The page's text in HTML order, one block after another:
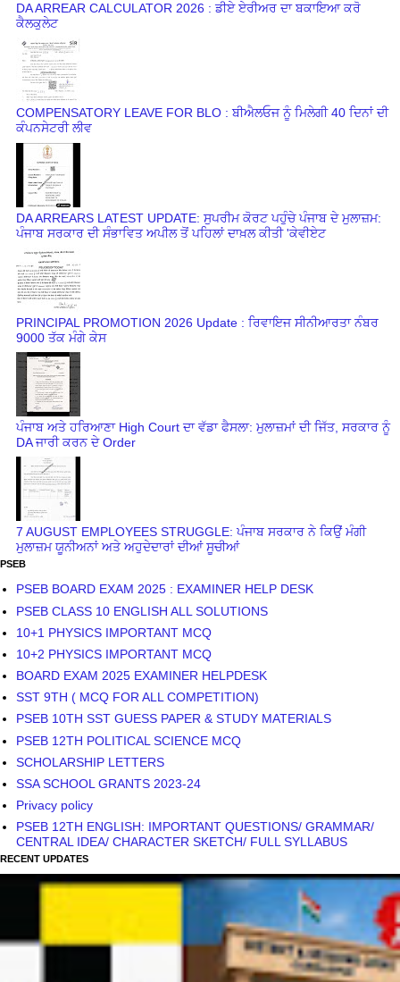
DA ARREAR CALCULATOR 2026 : ਡੀਏ ਏਰੀਅਰ ਦਾ ਬਕਾਇਆ ਕਰੋ
ਕੈਲਕੁਲੇਟ
COMPENSATORY LEAVE FOR BLO : ਬੀਐਲਓਜ ਨੂੰ ਮਿਲੇਗੀ 40 ਦਿਨਾਂ ਦੀ
ਕੰਪਨਸੇਟਰੀ ਲੀਵ
DA ARREARS LATEST UPDATE: ਸੁਪਰੀਮ ਕੋਰਟ ਪਹੁੰਚੇ ਪੰਜਾਬ ਦੇ ਮੁਲਾਜ਼ਮ:
ਪੰਜਾਬ ਸਰਕਾਰ ਦੀ ਸੰਭਾਵਿਤ ਅਪੀਲ ਤੋਂ ਪਹਿਲਾਂ ਦਾਖ਼ਲ ਕੀਤੀ 'ਕੇਵੀਏਟ
PRINCIPAL PROMOTION 2026 Update : ਰਿਵਾਇਜ ਸੀਨੀਆਰਤਾ ਨੰਬਰ
9000 ਤੱਕ ਮੰਗੇ ਕੇਸ
ਪੰਜਾਬ ਅਤੇ ਹਰਿਆਣਾ High Court ਦਾ ਵੱਡਾ ਫੈਸਲਾ: ਮੁਲਾਜ਼ਮਾਂ ਦੀ ਜਿੱਤ, ਸਰਕਾਰ ਨੂੰ
DA ਜਾਰੀ ਕਰਨ ਦੇ Order
7 AUGUST EMPLOYEES STRUGGLE: ਪੰਜਾਬ ਸਰਕਾਰ ਨੇ ਕਿਉਂ ਮੰਗੀ
ਮੁਲਾਜ਼ਮ ਯੂਨੀਅਨਾਂ ਅਤੇ ਅਹੁਦੇਦਾਰਾਂ ਦੀਆਂ ਸੂਚੀਆਂ
PSEB
PSEB BOARD EXAM 2025 : EXAMINER HELP DESK
PSEB CLASS 10 ENGLISH ALL SOLUTIONS
10+1 PHYSICS IMPORTANT MCQ
10+2 PHYSICS IMPORTANT MCQ
BOARD EXAM 2025 EXAMINER HELPDESK
SST 9TH ( MCQ FOR ALL COMPETITION)
PSEB 10TH SST GUESS PAPER & STUDY MATERIALS
PSEB 12TH POLITICAL SCIENCE MCQ
SCHOLARSHIP LETTERS
SSA SCHOOL GRANTS 2023-24
Privacy policy
PSEB 12TH ENGLISH: IMPORTANT QUESTIONS/ GRAMMAR/
CENTRAL IDEA/ CHARACTER SKETCH/ FULL SYLLABUS
RECENT UPDATES